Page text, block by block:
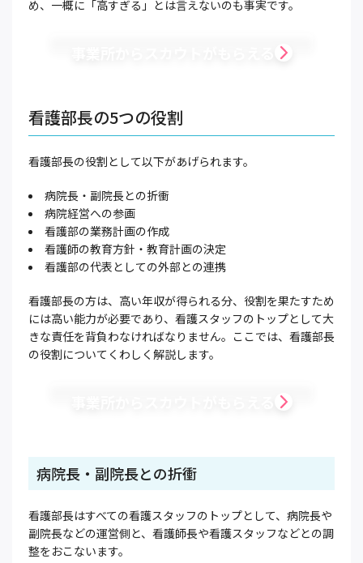
め、一概に「高すぎる」とは言えないのも事実です。
看護部長の5つの役割
看護部長の役割として以下があげられます。
病院長・副院長との折衝
病院経営への参画
看護部の業務計画の作成
看護師の教育方針・教育計画の決定
看護部の代表としての外部との連携
看護部長の方は、高い年収が得られる分、役割を果たすため
には高い能力が必要であり、看護スタッフのトップとして大
きな責任を背負わなければなりません。ここでは、看護部長
の役割についてくわしく解説します。
病院長・副院長との折衝
看護部長はすべての看護スタッフのトップとして、病院長や
副院長などの運営側と、看護師長や看護スタッフなどとの調
整をおこないます。